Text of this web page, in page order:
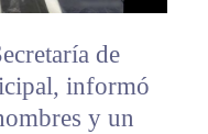
de
informó
y un